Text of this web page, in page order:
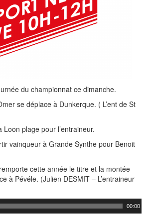
du championnat ce dimanche.
se déplace à Dunkerque. ( L’ent de St
plage pour l’entraineur.
vainqueur à Grande Synthe pour Benoit
cette année le titre et la montée
à Pévéle. (Julien DESMIT – L’entraineur
00:00